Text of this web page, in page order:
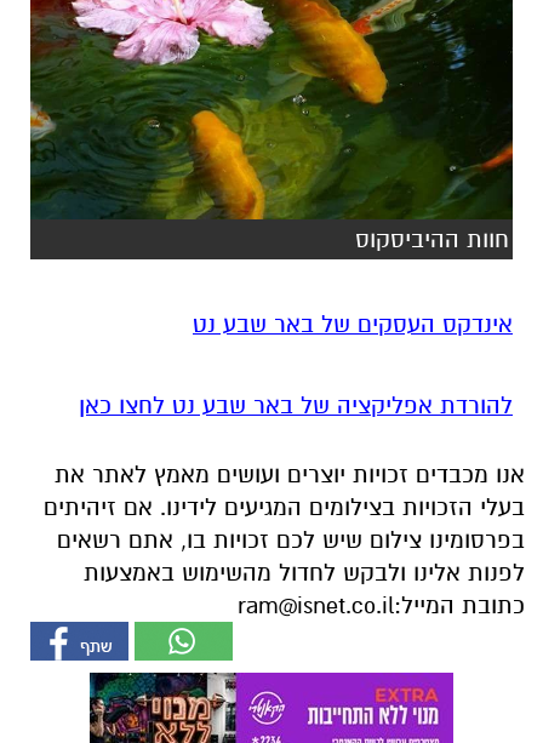
חוות ההיביסקוס
אינדקס העסקים של באר שבע נט
להורדת אפליקציה של באר שבע נט לחצו כאן
אנו מכבדים זכויות יוצרים ועושים מאמץ לאתר את
בעלי הזכויות בצילומים המגיעים לידינו. אם זיהיתים
בפרסומינו צילום שיש לכם זכויות בו, אתם רשאים
לפנות אלינו ולבקש לחדול מהשימוש באמצעות
כתובת המייל:ram@isnet.co.il